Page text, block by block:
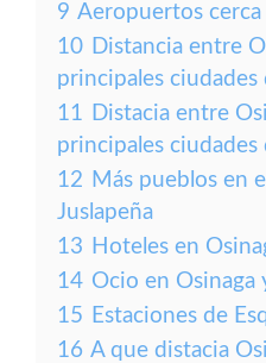
9 Aeropuertos cerca
10 Distancia entre
principales ciudades
11 Distacia entre
principales ciudades
12 Más pueblos en
Juslapeña
13 Hoteles en
14 Ocio en Osinaga
15 Estaciones de
16 A que distacia